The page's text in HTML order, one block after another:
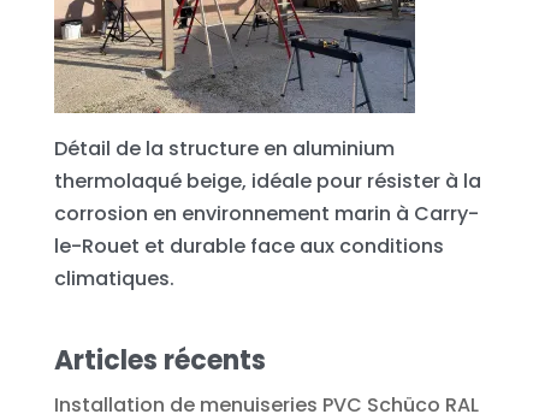
Détail de la structure en aluminium
thermolaqué beige, idéale pour résister à la
corrosion en environnement marin à Carry-
le-Rouet et durable face aux conditions
climatiques.
Articles récents
Installation de menuiseries PVC Schüco RAL